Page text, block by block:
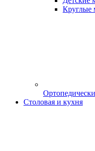
Круглые
Столовая и кухня